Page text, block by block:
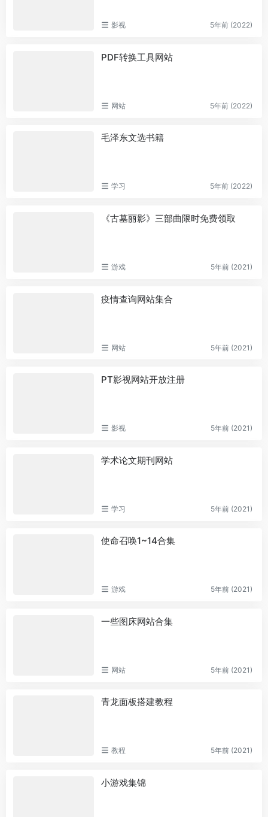
影视 5年前 (2022)
PDF转换工具网站
网站 5年前 (2022)
毛泽东文选书籍
学习 5年前 (2022)
《古墓丽影》三部曲限时免费领取
游戏 5年前 (2021)
疫情查询网站集合
网站 5年前 (2021)
PT影视网站开放注册
影视 5年前 (2021)
学术论文期刊网站
学习 5年前 (2021)
使命召唤1~14合集
游戏 5年前 (2021)
一些图床网站合集
网站 5年前 (2021)
青龙面板搭建教程
教程 5年前 (2021)
小游戏集锦